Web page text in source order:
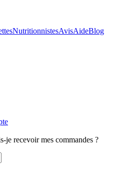
NutritionnistesAvisAideBlog
je recevoir mes commandes ?